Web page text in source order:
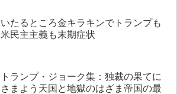
いたるところ金キラキンでトランプも
米民主主義も末期症状
トランプ・ジョーク集：独裁の果てに
さまよう天国と地獄のはざま帝国の最